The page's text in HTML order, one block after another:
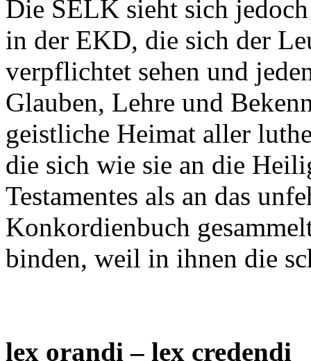
Die SELK sieht sich
in der EKD, die sich der
verpflichtet sehen und
Glauben, Lehre und
geistliche Heimat aller
die sich wie sie an die
Testamentes als an das
Konkordienbuch
binden, weil in ihnen die
lex orandi – lex credendi